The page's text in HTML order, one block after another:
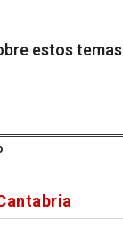
estos temas